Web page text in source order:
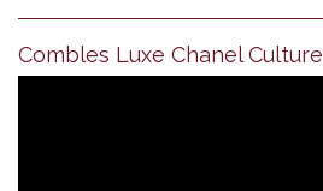
Combles Luxe Chanel Culture